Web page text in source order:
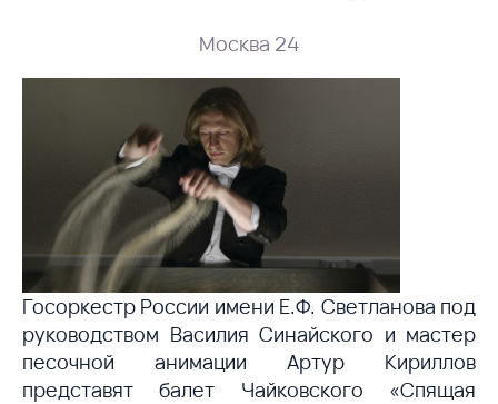
Москва 24
Госоркестр России имени Е.Ф. Светланова под
руководством Василия Синайского и мастер
песочной анимации Артур Кириллов
представят балет Чайковского «Спящая